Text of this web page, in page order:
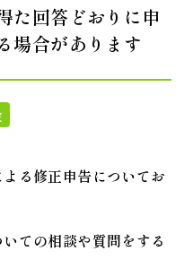
た回答どおりに申
場合があります
る修正申告についてお
ての相談や質問をする